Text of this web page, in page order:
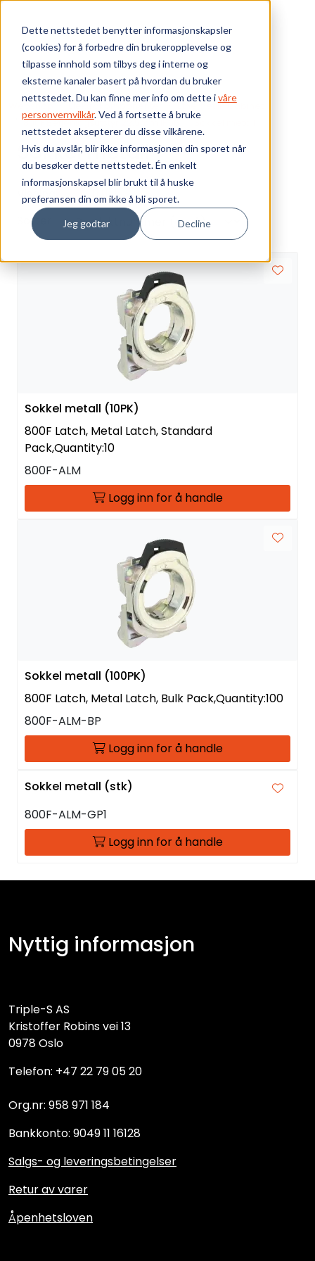
Dette nettstedet benytter informasjonskapsler
(cookies) for å forbedre din brukeropplevelse og
tilpasse innhold som tilbys deg i interne og
eksterne kanaler basert på hvordan du bruker
nettstedet. Du kan finne mer info om dette ivåre
personvernvilkår. Ved å fortsette å bruke
nettstedet aksepterer du disse vilkårene.
Hvis du avslår, blir ikke informasjonen din sporet når
du besøker dette nettstedet. Én enkelt
informasjonskapsel blir brukt til å huske
preferansen din om ikke å bli sporet.
Jeg godtar Decline
Skip to main content
Webshop Elektrokomponenter
Ethernet In Cabinet
800F Betjeningsutstyr 22.5mm IP66
Sokkel metall
Sokkel metall
Visning
Sorter
Sokkel metall (10PK)
800F Latch, Metal Latch, Standard
Pack,Quantity:10
800F-ALM
Logg inn for å handle
Sokkel metall (100PK)
800F Latch, Metal Latch, Bulk Pack,Quantity:100
800F-ALM-BP
Logg inn for å handle
Sokkel metall (stk)
800F-ALM-GP1
Logg inn for å handle
Nyttig informasjon
Triple-S AS
Kristoffer Robins vei 13
0978 Oslo
Telefon: +47 22 79 05 20
Org.nr: 958 971 184
Bankkonto: 9049 11 16128
Salgs- og leveringsbetingelser
Retur av varer
Åpenhetsloven
Bærekraft
Vi tilbyr
Ressurser
Om oss